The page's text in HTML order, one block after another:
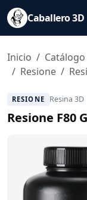
Caballero 3D
Inicio Catálogo
Resione
RESIONE Resina 3D
Resione F80